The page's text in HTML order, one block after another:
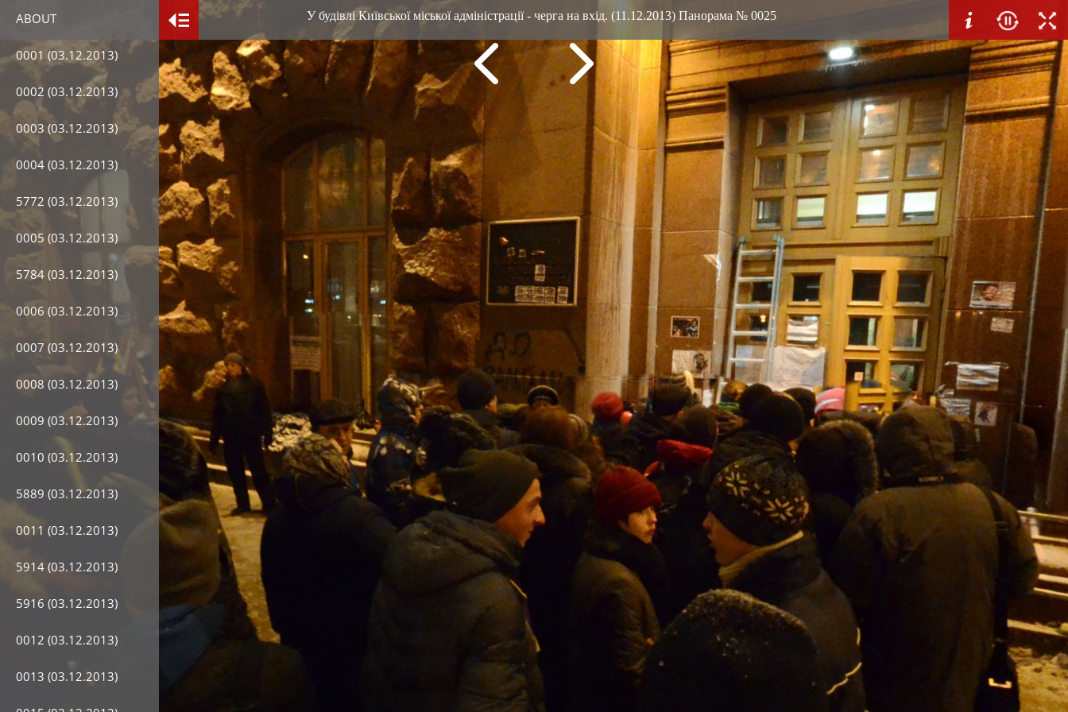
ABOUT
0001 (03.12.2013)
0002 (03.12.2013)
0003 (03.12.2013)
0004 (03.12.2013)
5772 (03.12.2013)
0005 (03.12.2013)
5784 (03.12.2013)
0006 (03.12.2013)
0007 (03.12.2013)
0008 (03.12.2013)
0009 (03.12.2013)
0010 (03.12.2013)
5889 (03.12.2013)
0011 (03.12.2013)
5914 (03.12.2013)
5916 (03.12.2013)
0012 (03.12.2013)
0013 (03.12.2013)
У будівлі Київської міської адміністрації - черга на вхід. (11.12.2013) Панорама № 0025